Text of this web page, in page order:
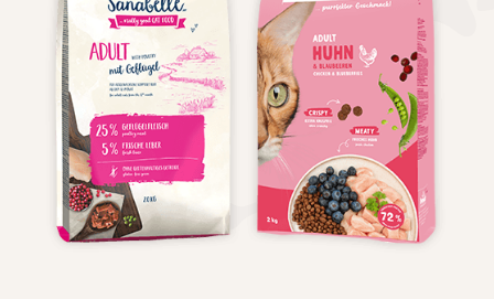
Τσάντες μεταφοράς
Επικοινωνία
Φροντίδα – Είδη Υγιεινής